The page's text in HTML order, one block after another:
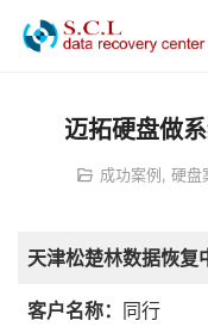
迈拓硬盘做
成功案例 硬盘
天津松楚林数据恢复
客户名称： 同行